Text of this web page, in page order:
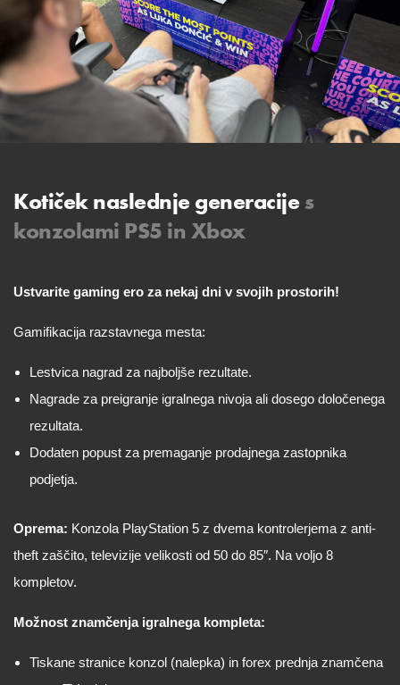
Kotiček naslednje generacijes
konzolami PS5 in Xbox
Ustvarite gaming ero za nekaj dni v svojih prostorih!
Gamifikacija razstavnega mesta:
Lestvica nagrad za najboljše rezultate.
Nagrade za preigranje igralnega nivoja ali dosego določenega
rezultata.
Dodaten popust za premaganje prodajnega zastopnika
podjetja.
Oprema: Konzola PlayStation 5 z dvema kontrolerjema z anti-
theft zaščito, televizije velikosti od 50 do 85″. Na voljo 8
kompletov.
Možnost znamčenja igralnega kompleta:
Tiskane stranice konzol (nalepka) in forex prednja znamčena